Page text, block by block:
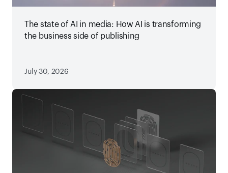
The state of AI in media: How AI is transforming
the business side of publishing
July 30, 2026